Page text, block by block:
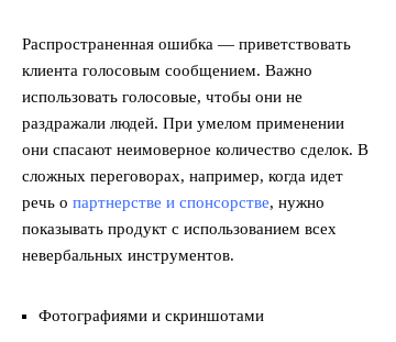
Распространенная ошибка — приветствовать
клиента голосовым сообщением. Важно
использовать голосовые, чтобы они не
раздражали людей. При умелом применении
они спасают неимоверное количество сделок. В
сложных переговорах, например, когда идет
речь о партнерстве и спонсорстве, нужно
показывать продукт с использованием всех
невербальных инструментов.
Фотографиями и скриншотами